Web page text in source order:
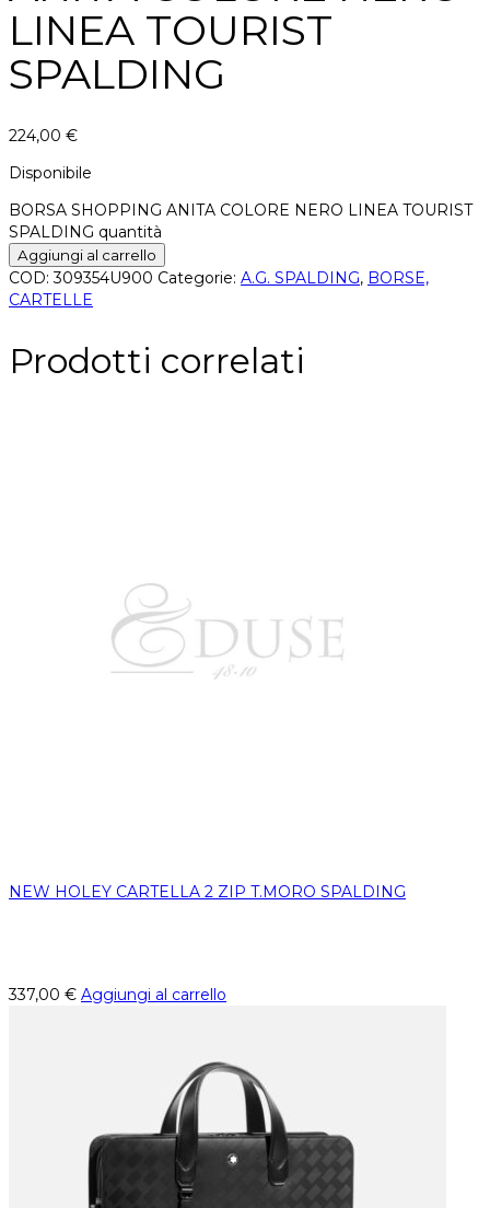
LINEA TOURIST
SPALDING
224,00 €
Disponibile
BORSA SHOPPING ANITA COLORE NERO LINEA TOURIST
SPALDING quantità
Aggiungi al carrello
COD:309354U900 Categorie: A.G. SPALDING, BORSE,
CARTELLE
Prodotti correlati
NEW HOLEY CARTELLA 2 ZIP T.MORO SPALDING
337,00 € Aggiungi al carrello